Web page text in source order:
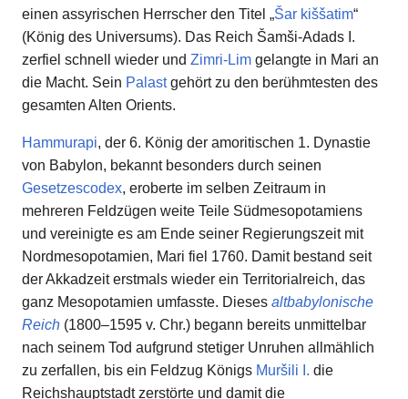
einen assyrischen Herrscher den Titel „Šar kiššatim“
(König des Universums). Das Reich Šamši-Adads I.
zerfiel schnell wieder und Zimri-Lim gelangte in Mari an
die Macht. Sein Palastgehört zu den berühmtesten des
gesamten Alten Orients.
Hammurapi, der 6. König der amoritischen 1. Dynastie
von Babylon, bekannt besonders durch seinen
Gesetzescodex, eroberte im selben Zeitraum in
mehreren Feldzügen weite Teile Südmesopotamiens
und vereinigte es am Ende seiner Regierungszeit mit
Nordmesopotamien, Mari fiel 1760. Damit bestand seit
der Akkadzeit erstmals wieder ein Territorialreich, das
ganz Mesopotamien umfasste. Dieses altbabylonische
Reich (1800–1595 v. Chr.) begann bereits unmittelbar
nach seinem Tod aufgrund stetiger Unruhen allmählich
zu zerfallen, bis ein Feldzug Königs Muršili I. die
Reichshauptstadt zerstörte und damit die